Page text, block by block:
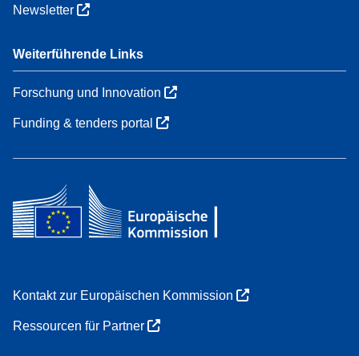
Newsletter
Weiterführende Links
Forschung und Innovation
Funding & tenders portal
Kontakt zur Europäischen Kommission
Ressourcen für Partner